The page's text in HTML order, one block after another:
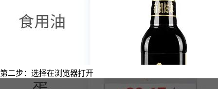
第二步：选择在浏览器打开